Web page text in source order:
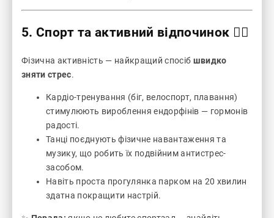
5. Спорт та активний відпочинок 🚴‍♂️
Фізична активність — найкращий спосіб швидко
зняти стрес.
Кардіо-тренування (біг, велоспорт, плавання)
стимулюють вироблення ендорфінів — гормонів
радості.
Танці поєднують фізичне навантаження та
музику, що робить їх подвійним антистрес-
засобом.
Навіть проста прогулянка парком на 20 хвилин
здатна покращити настрій.